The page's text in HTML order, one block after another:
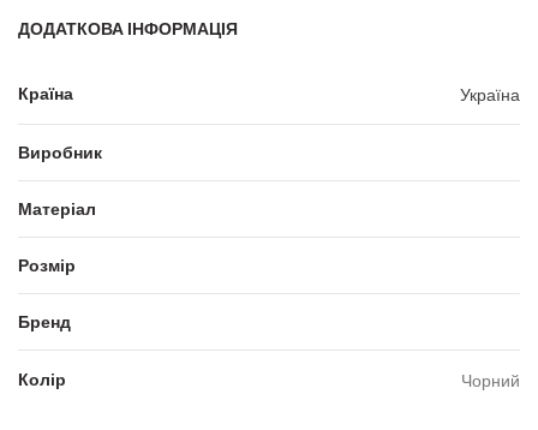
ДОДАТКОВА ІНФОРМАЦІЯ
Країна Україна
Виробник
Матеріал
Розмір
Бренд
Колір Чорний